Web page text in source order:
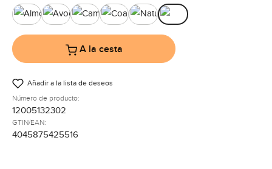
Almond Avocado Camel Coal Nature Pine
A la cesta
Añadir a la lista de deseos
Número de producto:
12005132302
GTIN/EAN:
4045875425516